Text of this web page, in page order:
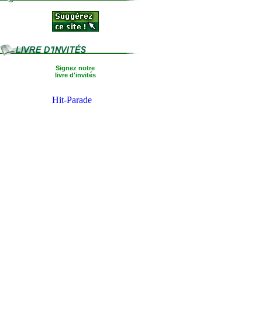
Signez notre
livre d'invités